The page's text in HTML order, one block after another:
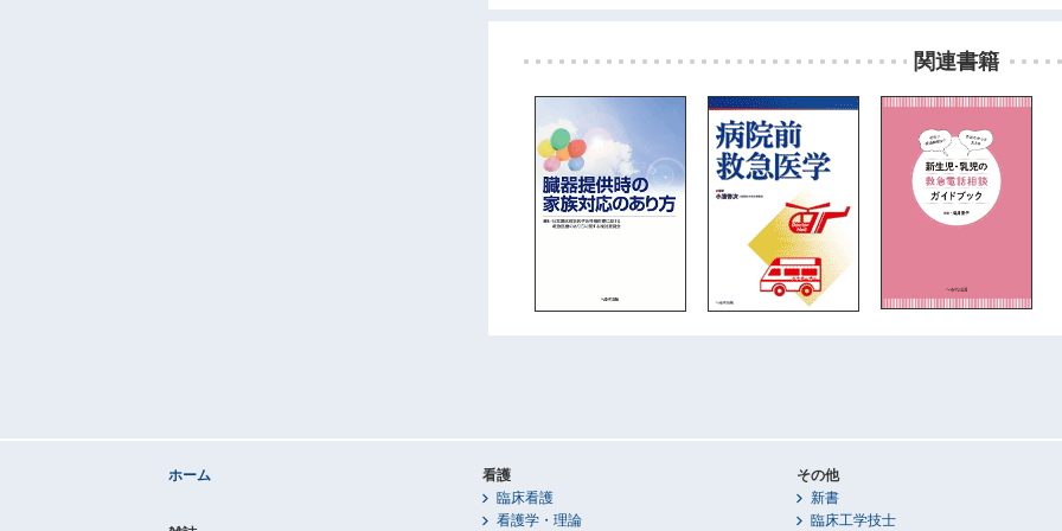
関連書籍
ホーム
看護
臨床看護
看護学・理論
その他
新書
臨床工学技士